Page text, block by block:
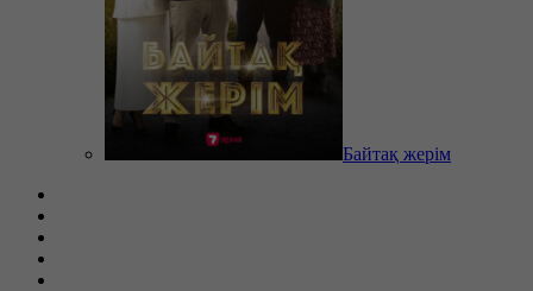
Байтақ жерім